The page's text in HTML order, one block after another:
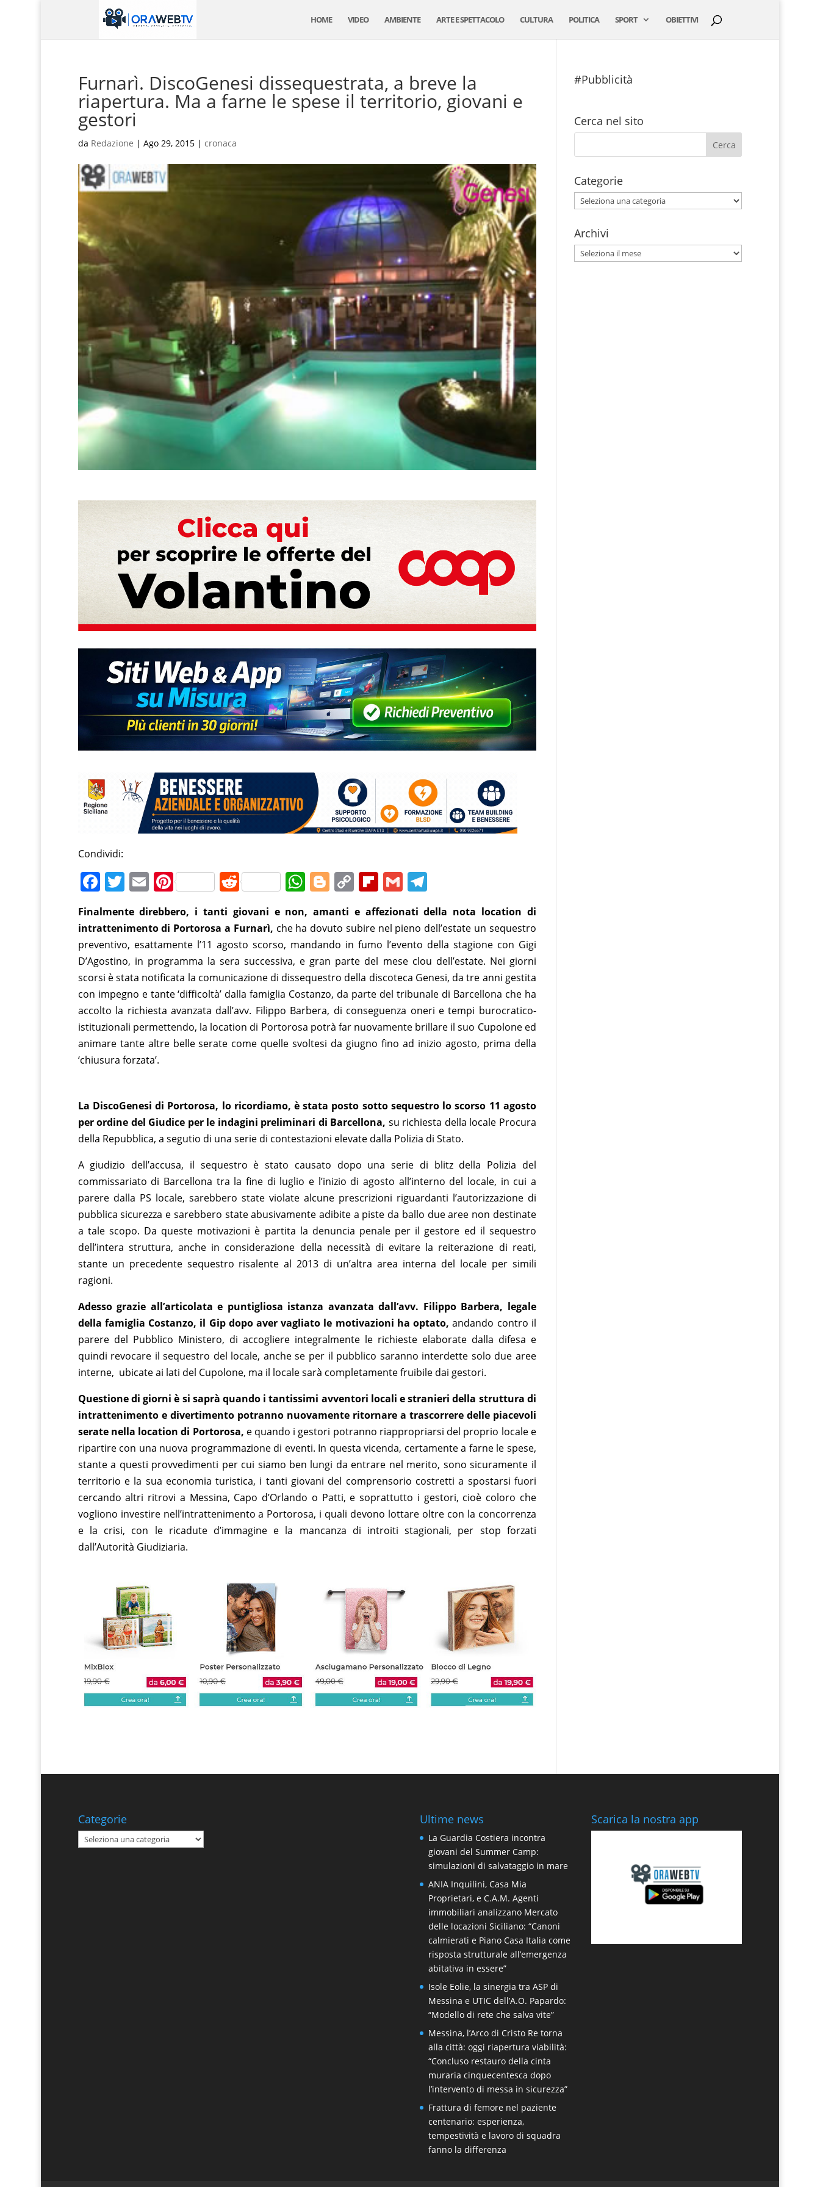
HOME VIDEO AMBIENTE ARTE E SPETTACOLO CULTURA POLITICA SPORT OBIETTIVI
Furnarì. DiscoGenesi dissequestrata, a breve la
riapertura. Ma a farne le spese il territorio, giovani e
gestori
da Redazione | Ago 29, 2015| cronaca
Condividi:
F
a
c
e
b
o
o
k
T
itt
er
E
m
ai
l
Pi
er
e
st
R
e
d
di
t
W
at
s
A
p
p
Bl
g
g
er
C
p
y
Li
n
k
Fl
ip
b
o
ar
d
G
m
ai
l
T
el
e
gr
a
m
Finalmente direbbero, i tanti giovani e non, amanti e affezionati della nota location di
intrattenimento di Portorosa a Furnarì, che ha dovuto subire nel pieno dell’estate un sequestro
preventivo, esattamente l’11 agosto scorso, mandando in fumo l’evento della stagione con Gigi
D’Agostino, in programma la sera successiva, e gran parte del mese clou dell’estate. Nei giorni
scorsi è stata notificata la comunicazione di dissequestro della discoteca Genesi, da tre anni gestita
con impegno e tante ‘difficoltà’ dalla famiglia Costanzo, da parte del tribunale di Barcellona che ha
accolto la richiesta avanzata dall’avv. Filippo Barbera, di conseguenza oneri e tempi burocratico-
istituzionali permettendo, la location di Portorosa potrà far nuovamente brillare il suo Cupolone ed
animare tante altre belle serate come quelle svoltesi da giugno fino ad inizio agosto, prima della
‘chiusura forzata’.
La DiscoGenesi di Portorosa, lo ricordiamo, è stata posto sotto sequestro lo scorso 11 agosto
per ordine del Giudice per le indagini preliminari di Barcellona, su richiesta della locale Procura
della Repubblica, a segutio di una serie di contestazioni elevate dalla Polizia di Stato.
A giudizio dell’accusa, il sequestro è stato causato dopo una serie di blitz della Polizia del
commissariato di Barcellona tra la fine di luglio e l’inizio di agosto all’interno del locale, in cui a
parere dalla PS locale, sarebbero state violate alcune prescrizioni riguardanti l’autorizzazione di
pubblica sicurezza e sarebbero state abusivamente adibite a piste da ballo due aree non destinate
a tale scopo. Da queste motivazioni è partita la denuncia penale per il gestore ed il sequestro
dell’intera struttura, anche in considerazione della necessità di evitare la reiterazione di reati,
stante un precedente sequestro risalente al 2013 di un’altra area interna del locale per simili
ragioni.
Adesso grazie all’articolata e puntigliosa istanza avanzata dall’avv. Filippo Barbera, legale
della famiglia Costanzo, il Gip dopo aver vagliato le motivazioni ha optato, andando contro il
parere del Pubblico Ministero, di accogliere integralmente le richieste elaborate dalla difesa e
quindi revocare il sequestro del locale, anche se per il pubblico saranno interdette solo due aree
interne, ubicate ai lati del Cupolone, ma il locale sarà completamente fruibile dai gestori.
Questione di giorni è si saprà quando i tantissimi avventori locali e stranieri della struttura di
intrattenimento e divertimento potranno nuovamente ritornare a trascorrere delle piacevoli
serate nella location di Portorosa, e quando i gestori potranno riappropriarsi del proprio locale e
ripartire con una nuova programmazione di eventi. In questa vicenda, certamente a farne le spese,
stante a questi provvedimenti per cui siamo ben lungi da entrare nel merito, sono sicuramente il
territorio e la sua economia turistica, i tanti giovani del comprensorio costretti a spostarsi fuori
cercando altri ritrovi a Messina, Capo d’Orlando o Patti, e soprattutto i gestori, cioè coloro che
vogliono investire nell’intrattenimento a Portorosa, i quali devono lottare oltre con la concorrenza
e la crisi, con le ricadute d’immagine e la mancanza di introiti stagionali, per stop forzati
dall’Autorità Giudiziaria.
#Pubblicità
Cerca nel sito
Categorie
Categorie
Archivi
Archivi
Categorie
Categorie
Ultime news
La Guardia Costiera incontra
giovani del Summer Camp:
simulazioni di salvataggio in mare
ANIA Inquilini, Casa Mia
Proprietari, e C.A.M. Agenti
immobiliari analizzano Mercato
delle locazioni Siciliano: “Canoni
calmierati e Piano Casa Italia come
risposta strutturale all’emergenza
abitativa in essere”
Isole Eolie, la sinergia tra ASP di
Messina e UTIC dell’A.O. Papardo:
“Modello di rete che salva vite”
Messina, l’Arco di Cristo Re torna
alla città: oggi riapertura viabilità:
“Concluso restauro della cinta
muraria cinquecentesca dopo
l’intervento di messa in sicurezza”
Frattura di femore nel paziente
centenario: esperienza,
tempestività e lavoro di squadra
fanno la differenza
Scarica la nostra app